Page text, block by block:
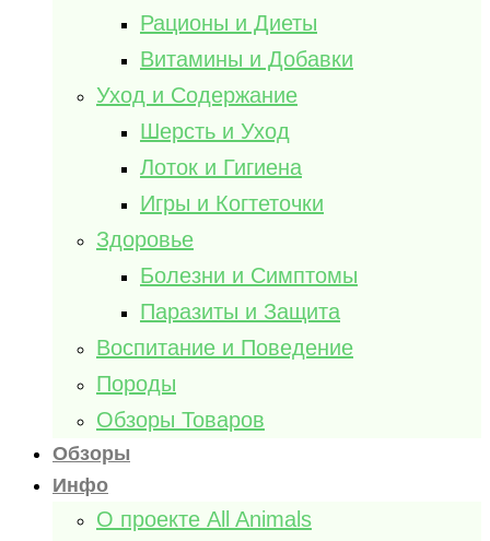
Рационы и Диеты
Витамины и Добавки
Уход и Содержание
Шерсть и Уход
Лоток и Гигиена
Игры и Когтеточки
Здоровье
Болезни и Симптомы
Паразиты и Защита
Воспитание и Поведение
Породы
Обзоры Товаров
Обзоры
Инфо
О проекте All Animals